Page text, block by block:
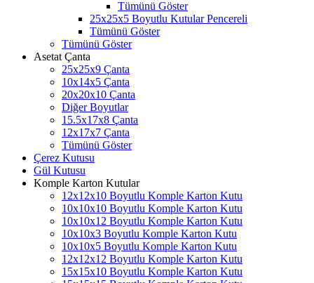
Tümünü Göster
25x25x5 Boyutlu Kutular Pencereli
Tümünü Göster
Tümünü Göster
Asetat Çanta
25x25x9 Çanta
10x14x5 Çanta
20x20x10 Çanta
Diğer Boyutlar
15.5x17x8 Çanta
12x17x7 Çanta
Tümünü Göster
Çerez Kutusu
Gül Kutusu
Komple Karton Kutular
12x12x10 Boyutlu Komple Karton Kutu
10x10x10 Boyutlu Komple Karton Kutu
10x10x12 Boyutlu Komple Karton Kutu
10x10x3 Boyutlu Komple Karton Kutu
10x10x5 Boyutlu Komple Karton Kutu
12x12x12 Boyutlu Komple Karton Kutu
15x15x10 Boyutlu Komple Karton Kutu